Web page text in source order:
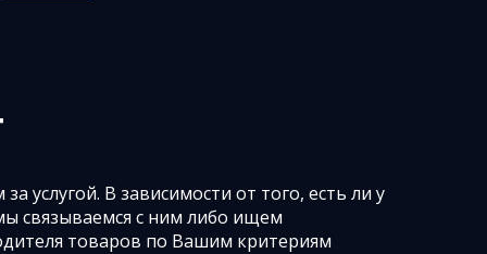
услугой. В зависимости от того, есть ли у
связываемся с ним либо ищем
товаров по Вашим критериям